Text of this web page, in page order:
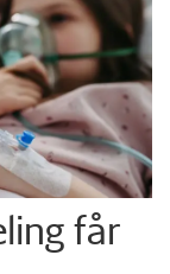
får